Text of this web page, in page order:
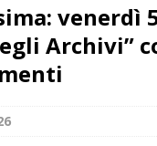
venerdì
Archivi”